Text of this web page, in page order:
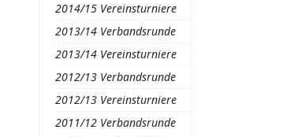
2014/15 Vereinsturniere
2013/14 Verbandsrunde
2013/14 Vereinsturniere
2012/13 Verbandsrunde
2012/13 Vereinsturniere
2011/12 Verbandsrunde